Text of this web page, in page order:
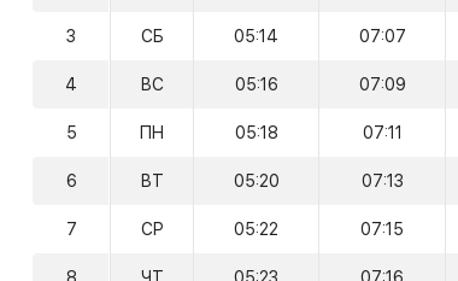
3 СБ 05:14 07:07
4 ВС 05:16 07:09
5 ПН 05:18 07:11
6 ВТ 05:20 07:13
7 СР 05:22 07:15